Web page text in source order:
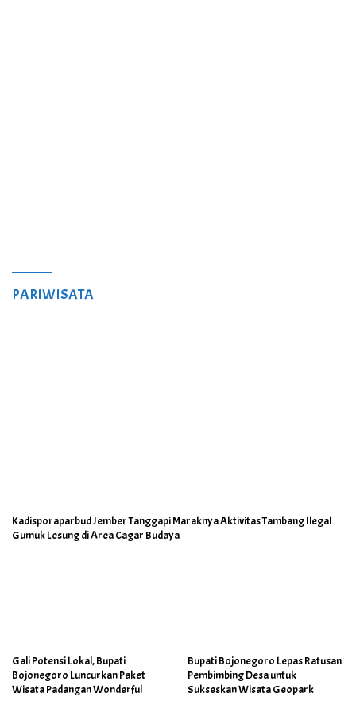
PARIWISATA
Kadisporaparbud Jember Tanggapi Maraknya Aktivitas Tambang Ilegal
Gumuk Lesung di Area Cagar Budaya
Gali Potensi Lokal, Bupati
Bojonegoro Luncurkan Paket
Wisata Padangan Wonderful
Bupati Bojonegoro Lepas Ratusan
Pembimbing Desa untuk
Sukseskan Wisata Geopark